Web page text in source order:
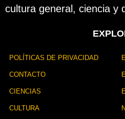
cultura general, ciencia y
POLÍTICAS DE PRIVACIDAD
CONTACTO
CIENCIAS
CULTURA